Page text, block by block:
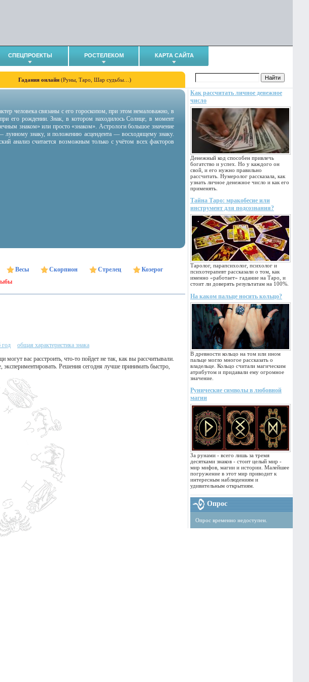
СПЕЦПРОЕКТЫ РОСТЕЛЕКОМ КАРТА САЙТА
Гадания онлайн (Руны, Таро, Шар судьбы…)
Как рассчитать личное денежное
число
Денежный код способен привлечь
богатство и успех. Но у каждого он
свой, и его нужно правильно
рассчитать. Нумеролог рассказала, как
узнать личное денежное число и как его
применять.
Тайна Таро: мракобесие или
инструмент для подсознания?
Таролог, парапсихолог, психолог и
психотерапевт рассказали о том, как
именно «работает» гадание на Таро, и
стоит ли доверять результатам на 100%.
На каком пальце носить кольцо?
В древности кольцо на том или ином
пальце могло многое рассказать о
владельце. Кольцо считали магическим
атрибутом и придавали ему огромное
значение.
Рунические символы в любовной
магии
За рунами - всего лишь за тремя
десятками знаков - стоит целый мир -
мир мифов, магии и истории. Малейшее
погружение в этот мир приводит к
интересным наблюдениям и
удивительным открытиям.
Опрос
Опрос временно недоступен.
человека связаны с его гороскопом, при этом немаловажно, в
его рождении. Знак, в котором находилось Солнце, в момент
знаком» или просто «знаком». Астрологи большое значение
знаку, и положению асцендента — восходящему знаку.
анализ считается возможным только с учётом всех факторов
Весы Скорпион Стрелец
Козерог
год
общая характеристика знака
могут вас расстроить, что-то пойдет не так, как вы рассчитывали.
Решения сегодня лучше принимать быстро,